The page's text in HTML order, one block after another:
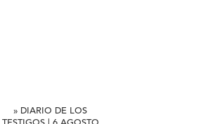
» DIARIO DE LOS